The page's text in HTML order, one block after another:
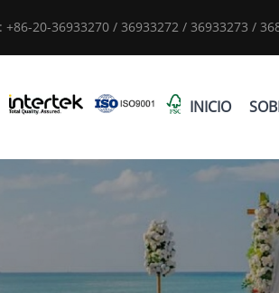
+86-20-36933270 / 36933272 / 36933273 /
INICIO